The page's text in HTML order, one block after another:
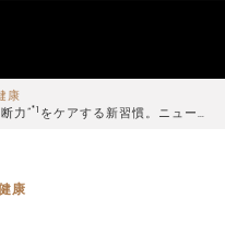
康
力”*1 をケアする新習慣。ニュー…
康